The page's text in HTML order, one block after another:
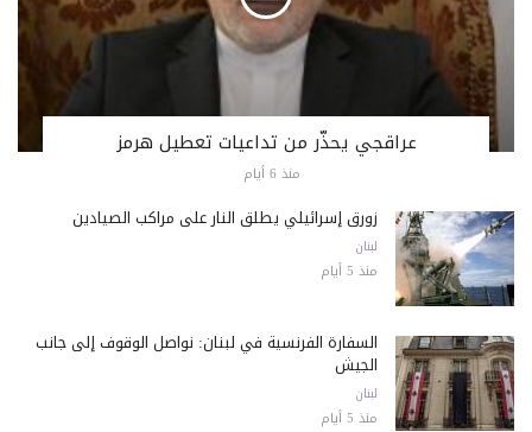
عراقجي يحذّر من تداعيات تعطيل هرمز
منذ 6 أيام
زورق إسرائيلي يطلق النار على مراكب الصيادين
لبنان
منذ 5 أيام
السفارة الفرنسية في لبنان: نواصل الوقوف إلى جانب
الجيش
لبنان
منذ 5 أيام